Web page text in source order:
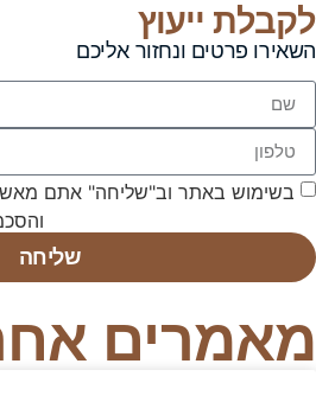
לקבלת ייעוץ
השאירו פרטים ונחזור אליכם
בשימוש באתר וב"שליחה" אתם
שליחה
מאמרים